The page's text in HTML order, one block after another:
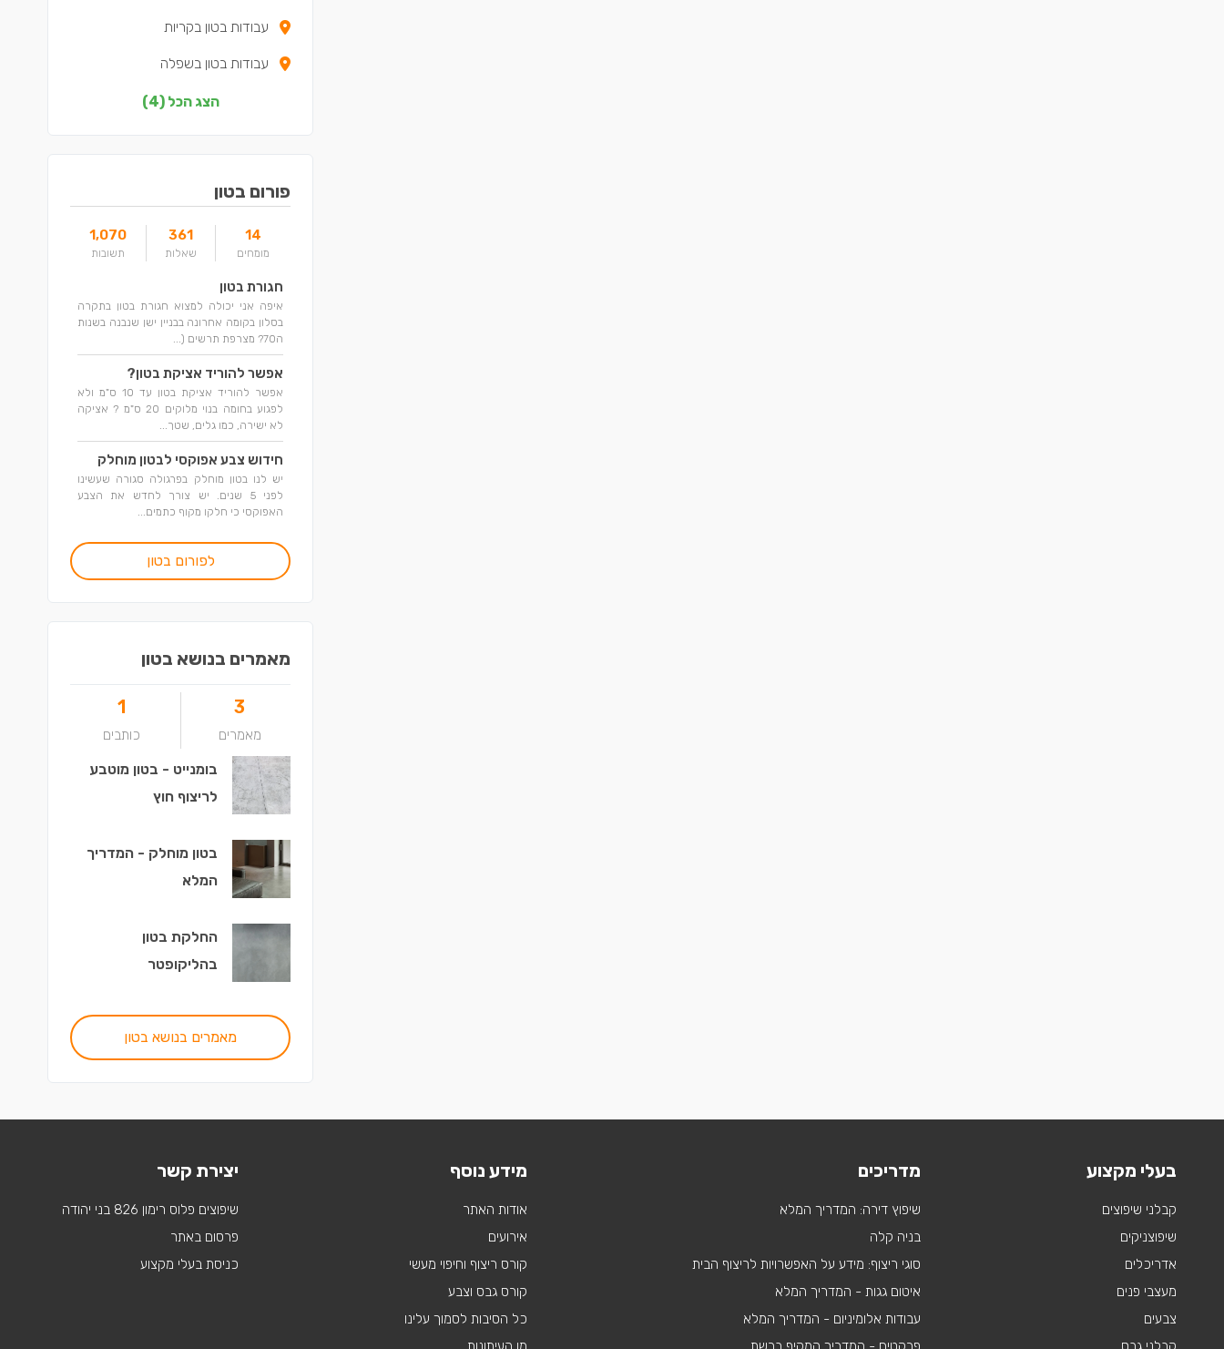
עבודות בטון בקריות
עבודות בטון בשפלה
עבודות בטון בצפון
הצג הכל (4)
פורום בטון
14
מומחים
361
שאלות
1,070
תשובות
חגורת בטון
איפה אני יכולה למצוא חגורת בטון בתקרה
בסלון בקומה אחרונה בבניין ישן שנבנה בשנות
ה70? מצרפת תרשים (...
אפשר להוריד אציקת בטון?
אפשר להוריד אציקת בטון עד 10 ס"מ ולא
לפגוע בחומה בנוי מלוקים 20 ס"מ ? אציקה
לא ישירה, כמו גלים, שטך...
חידוש צבע אפוקסי לבטון מוחלק
יש לנו בטון מוחלק בפרגולה סגורה שעשינו
לפני 5 שנים. יש צורך לחדש את הצבע
האפוקסי כי חלקו מקוף כתמים...
לפורום בטון
מאמרים בנושא בטון
3
מאמרים
1
כותבים
בומנייט - בטון מוטבע
לריצוף חוץ
בטון מוחלק - המדריך
המלא
החלקת בטון
בהליקופטר
מאמרים בנושא בטון
בעלי מקצוע
קבלני שיפוצים
שיפוצניקים
אדריכלים
מעצבי פנים
צבעים
מדריכים
שיפוץ דירה: המדריך המלא
בניה קלה
סוגי ריצוף: מידע על האפשרויות לריצוף הבית
איטום גגות - המדריך המלא
עבודות אלומיניום - המדריך המלא
מידע נוסף
אודות האתר
אירועים
קורס ריצוף וחיפוי מעשי
קורס גבס וצבע
כל הסיבות לסמוך עלינו
יצירת קשר
שיפוצים פלוס רימון 826 בני יהודה
פרסום באתר
כניסת בעלי מקצוע